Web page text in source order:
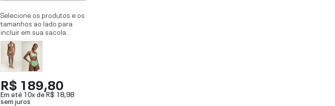
Selecione os produtos e os
tamanhos ao lado para
incluir em sua sacola.
R$ 189,80
Em até 10x deR$ 18,98
sem juros